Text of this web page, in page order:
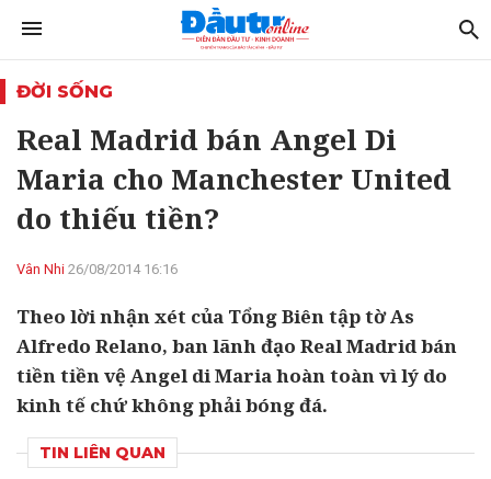
ĐỜI SỐNG
Real Madrid bán Angel Di
Maria cho Manchester United
do thiếu tiền?
Vân Nhi 26/08/2014 16:16
Theo lời nhận xét của Tổng Biên tập tờ As
Alfredo Relano, ban lãnh đạo Real Madrid bán
tiền tiền vệ Angel di Maria hoàn toàn vì lý do
kinh tế chứ không phải bóng đá.
TIN LIÊN QUAN